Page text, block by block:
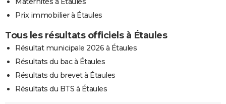
Prix immobilier à Étaules
Tous les résultats officiels à Étaules
Résultat municipale 2026 à Étaules
Résultats du bac à Étaules
Résultats du brevet à Étaules
Résultats du BTS à Étaules